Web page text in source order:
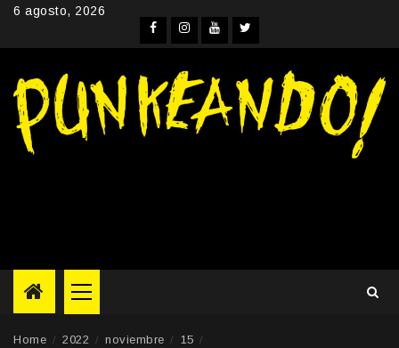
Skip6 agosto, 2026
Facebook
Instagram
YouTube
Twitter
Primary
Menu
Home 2022 noviembre
15